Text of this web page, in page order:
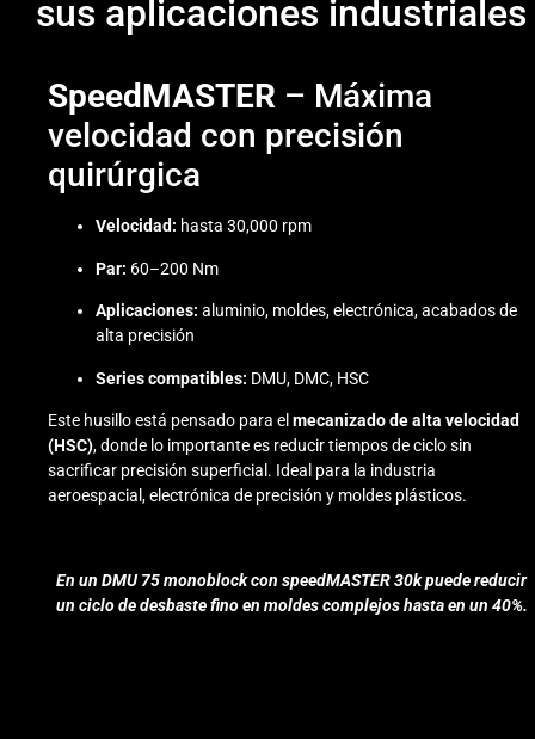
sus aplicaciones industriales
SpeedMASTER – Máxima
velocidad con precisión
quirúrgica
Velocidad: hasta 30,000 rpm
Par: 60–200 Nm
Aplicaciones: aluminio, moldes, electrónica, acabados de
alta precisión
Series compatibles: DMU, DMC, HSC
Este husillo está pensado para el mecanizado de alta velocidad
(HSC), donde lo importante es reducir tiempos de ciclo sin
sacrificar precisión superficial. Ideal para la industria
aeroespacial, electrónica de precisión y moldes plásticos.
En un DMU 75 monoblock con speedMASTER 30k puede reducir
un ciclo de desbaste fino en moldes complejos hasta en un 40%.